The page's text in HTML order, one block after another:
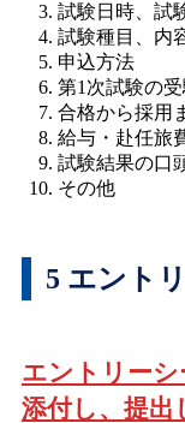
試験日時、試
試験種目、内
申込方法
第1次試験の
合格から採用
給与・赴任旅
試験結果の口
その他
5 エント
エントリーシ
添付し、提出